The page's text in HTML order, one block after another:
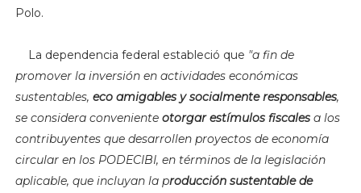
Polo.
La dependencia federal estableció que "a fin de
promover la inversión en actividades económicas
sustentables, eco amigables y socialmente responsables,
se considera conveniente otorgar estímulos fiscales a los
contribuyentes que desarrollen proyectos de economía
circular en los PODECIBI, en términos de la legislación
aplicable, que incluyan la producción sustentable de